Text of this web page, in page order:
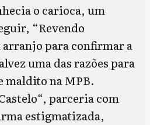
o carioca, um
“Revendo
arranjo para confirmar a
uma das razões para
maldito na MPB.
“, parceria com
estigmatizada,